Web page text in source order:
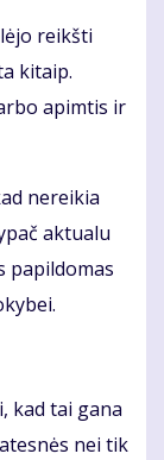
reikšti
kitaip.
apimtis ir
nereikia
aktualu
papildomas
kad tai gana
nei tik